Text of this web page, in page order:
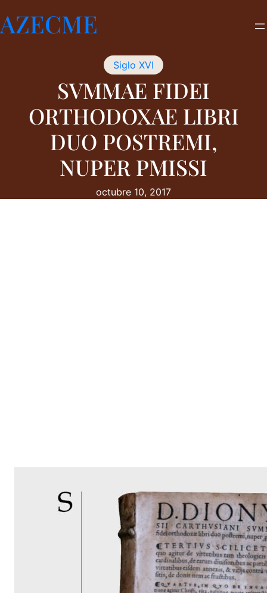
al
contenido
AZECME
Siglo XVI
SVMMAE FIDEI
ORTHODOXAE LIBRI
DUO POSTREMI,
NUPER PMISSI
octubre 10, 2017